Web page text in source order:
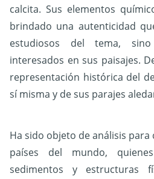
calcita. Sus elementos
brindado una autenticidad
estudiosos del tema,
interesados en sus paisajes.
representación histórica del
sí misma y de sus parajes
Ha sido objeto de análisis para
países del mundo,
sedimentos y estructuras